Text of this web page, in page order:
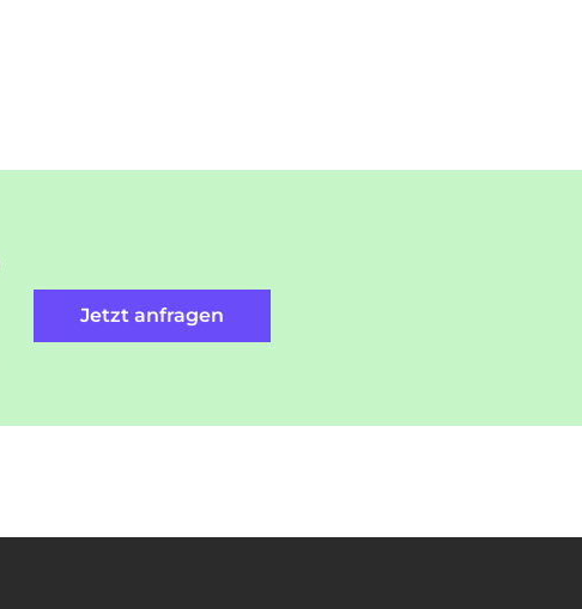
Jetzt anfragen